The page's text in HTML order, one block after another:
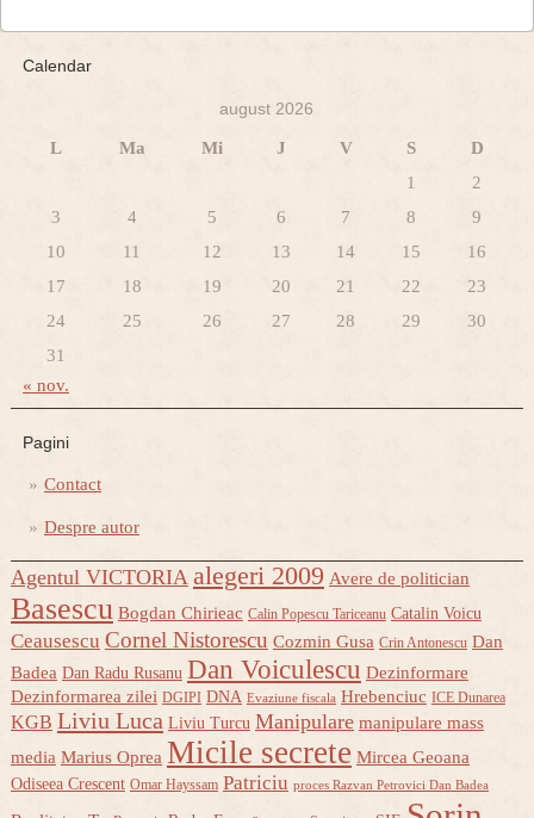
Calendar
august 2026
L Ma Mi J V S
D
1
2
3
4 5 6 7 8
9
10
11 12 13 14 15
16
17
18 19 20 21 22
23
24
25 26 27 28 29
30
31
« nov.
Pagini
Contact
Despre autor
Agentul VICTORIA alegeri 2009 Avere de politician
Basescu Bogdan Chirieac Calin Popescu Tariceanu Catalin Voicu
Ceausescu Cornel Nistorescu Cozmin Gusa Crin Antonescu Dan
Badea Dan Radu Rusanu Dan Voiculescu Dezinformare
Dezinformarea zilei DGIPI DNA Evaziune fiscala Hrebenciuc ICE Dunarea
KGB Liviu Luca Liviu Turcu Manipulare manipulare mass
media Marius Oprea Micile secrete Mircea Geoana
Odiseea Crescent Omar Hayssam Patriciu proces Razvan Petrovici Dan Badea